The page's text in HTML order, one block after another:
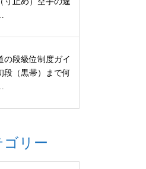
の段級位制度ガイ
段（黒帯）まで何
リー